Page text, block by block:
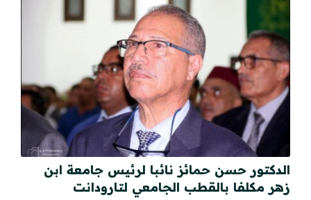
الدكتور حسن حمائز نائبا لرئيس جامعة ابن
زهر مكلفا بالقطب الجامعي لتارودانت